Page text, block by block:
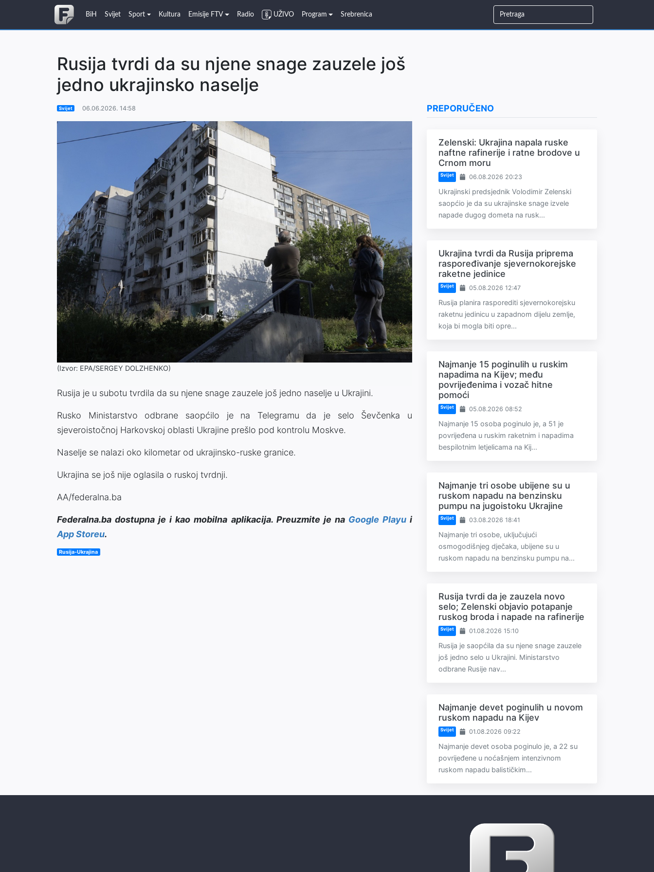
BiH Svijet Sport Kultura Emisije FTV Radio UŽIVO Program Srebrenica
Rusija tvrdi da su njene snage zauzele još
jedno ukrajinsko naselje
Svijet 06.06.2026. 14:58
(Izvor: EPA/SERGEY DOLZHENKO)
Rusija je u subotu tvrdila da su njene snage zauzele još jedno naselje u Ukrajini.
Rusko Ministarstvo odbrane saopćilo je na Telegramu da je selo Ševčenka u
sjeveroistočnoj Harkovskoj oblasti Ukrajine prešlo pod kontrolu Moskve.
Naselje se nalazi oko kilometar od ukrajinsko-ruske granice.
Ukrajina se još nije oglasila o ruskoj tvrdnji.
AA/federalna.ba
Federalna.ba dostupna je i kao mobilna aplikacija. Preuzmite je na Google Playui
App Storeu.
Rusija-Ukrajina
PREPORUČENO
Zelenski: Ukrajina napala ruske
naftne rafinerije i ratne brodove u
Crnom moru
Svijet 06.08.2026 20:23
Ukrajinski predsjednik Volodimir Zelenski
saopćio je da su ukrajinske snage izvele
napade dugog dometa na rusk...
Ukrajina tvrdi da Rusija priprema
raspoređivanje sjevernokorejske
raketne jedinice
Svijet 05.08.2026 12:47
Rusija planira rasporediti sjevernokorejsku
raketnu jedinicu u zapadnom dijelu zemlje,
koja bi mogla biti opre...
Najmanje 15 poginulih u ruskim
napadima na Kijev; među
povrijeđenima i vozač hitne
pomoći
Svijet 05.08.2026 08:52
Najmanje 15 osoba poginulo je, a 51 je
povrijeđena u ruskim raketnim i napadima
bespilotnim letjelicama na Kij...
Najmanje tri osobe ubijene su u
ruskom napadu na benzinsku
pumpu na jugoistoku Ukrajine
Svijet 03.08.2026 18:41
Najmanje tri osobe, uključujući
osmogodišnjeg dječaka, ubijene su u
ruskom napadu na benzinsku pumpu na...
Rusija tvrdi da je zauzela novo
selo; Zelenski objavio potapanje
ruskog broda i napade na rafinerije
Svijet 01.08.2026 15:10
Rusija je saopćila da su njene snage zauzele
još jedno selo u Ukrajini. Ministarstvo
odbrane Rusije nav...
Najmanje devet poginulih u novom
ruskom napadu na Kijev
Svijet 01.08.2026 09:22
Najmanje devet osoba poginulo je, a 22 su
povrijeđene u noćašnjem intenzivnom
ruskom napadu balističkim...